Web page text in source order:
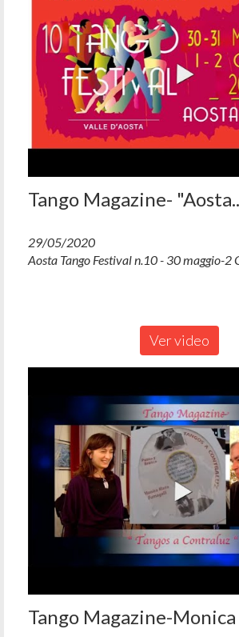
Tango Magazine-
29/05/2020
Aosta Tango Festival n.10 - 30 maggio-2
Ver video
Tango Magazine-Monica